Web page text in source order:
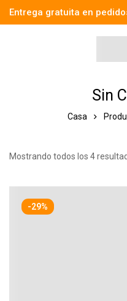
Entrega gratuita en
pierdas el descuento.
Sin
Casa
Mostrando todos los 4
-29%